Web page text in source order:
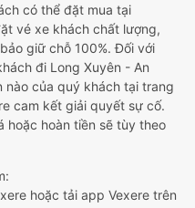
có thể đặt mua tại
vé xe khách chất lượng,
giữ chỗ 100%. Đối với
đi Long Xuyên - An
nào của quý khách tại trang
cam kết giải quyết sự cố.
hoặc hoàn tiền sẽ tùy theo
hoặc tải app Vexere trên